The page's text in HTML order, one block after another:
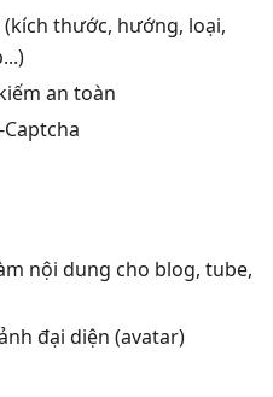
thước, hướng, loại,
an toàn
nội dung cho blog, tube,
đại diện (avatar)